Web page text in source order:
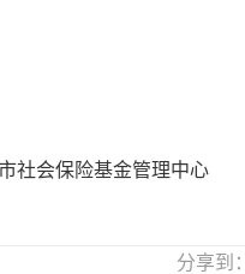
社会保险基金管理中心
分享到：